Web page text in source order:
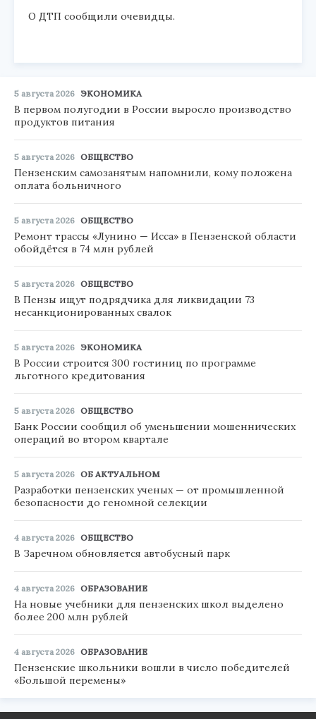
О ДТП сообщили очевидцы.
5 августа 2026 ЭКОНОМИКА
В первом полугодии в России выросло производство
продуктов питания
5 августа 2026 ОБЩЕСТВО
Пензенским самозанятым напомнили, кому положена
оплата больничного
5 августа 2026 ОБЩЕСТВО
Ремонт трассы «Лунино — Исса» в Пензенской области
обойдётся в 74 млн рублей
5 августа 2026 ОБЩЕСТВО
В Пензы ищут подрядчика для ликвидации 73
несанкционированных свалок
5 августа 2026 ЭКОНОМИКА
В России строится 300 гостиниц по программе
льготного кредитования
5 августа 2026 ОБЩЕСТВО
Банк России сообщил об уменьшении мошеннических
операций во втором квартале
5 августа 2026 ОБ АКТУАЛЬНОМ
Разработки пензенских ученых — от промышленной
безопасности до геномной селекции
4 августа 2026 ОБЩЕСТВО
В Заречном обновляется автобусный парк
4 августа 2026 ОБРАЗОВАНИЕ
На новые учебники для пензенских школ выделено
более 200 млн рублей
4 августа 2026 ОБРАЗОВАНИЕ
Пензенские школьники вошли в число победителей
«Большой перемены»